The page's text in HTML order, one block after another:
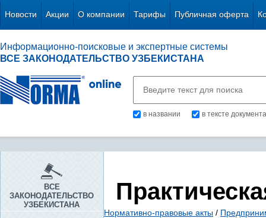
Новости Акции О компании Тарифы Публичная оферта
Информационно-поисковые и экспертные системы
ВСЕ ЗАКОНОДАТЕЛЬСТВО УЗБЕКИСТАНА
в названии в тексте документа
ВСЕ
ЗАКОНОДАТЕЛЬСТВО
УЗБЕКИСТАНА
Нормативно-правовые акты /